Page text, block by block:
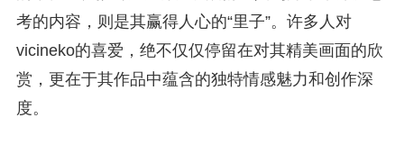
考的内容，则是其赢得人心的“里子”。许多人对
vicineko的喜爱，绝不仅仅停留在对其精美画面的欣
赏，更在于其作品中蕴含的独特情感魅力和创作深
度。